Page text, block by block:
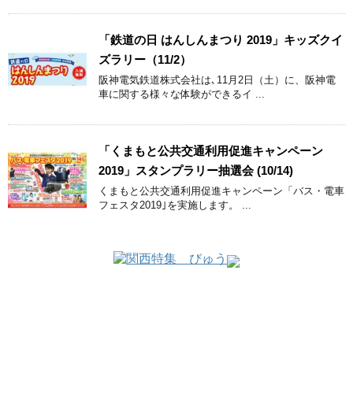
「鉄道の日 はんしんまつり 2019」キッズクイ
ズラリー（11/2）
阪神電気鉄道株式会社は､11月2日（土）に、阪神電
車に関する様々な体験ができるイ ...
「くまもと公共交通利用促進キャンペーン
2019」スタンプラリー抽選会 (10/14)
くまもと公共交通利用促進キャンペーン「バス・電車
フェスタ2019｣を実施します。 ...